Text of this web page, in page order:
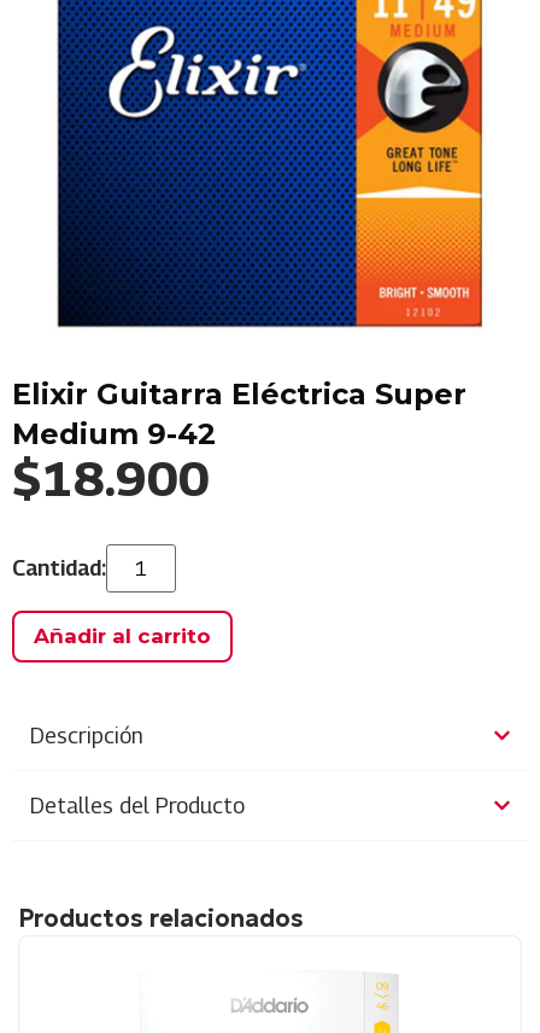
Elixir Guitarra Eléctrica Super
Medium 9-42
$18.900
Añadir al carrito
Descripción
Detalles del Producto
Productos relacionados